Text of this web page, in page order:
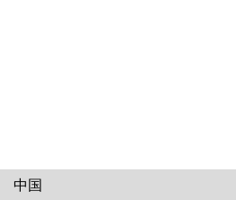
中国